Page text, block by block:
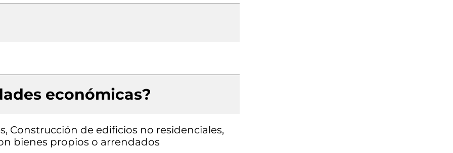
económicas?
Construcción de edificios no residenciales,
bienes propios o arrendados